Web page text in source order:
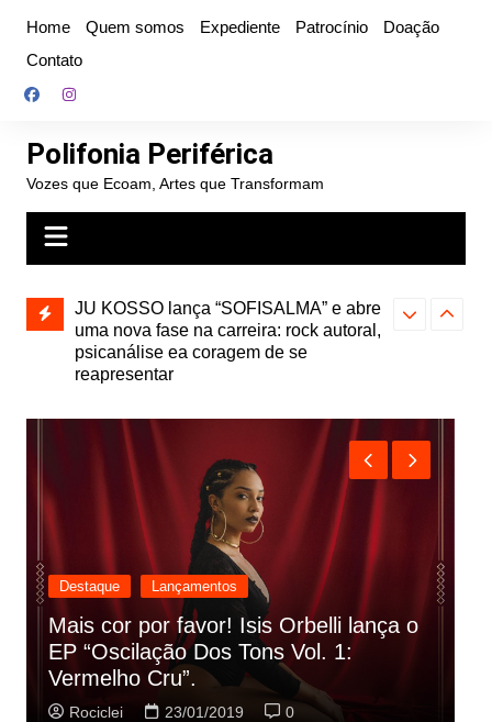
conteúdo
Home Quem somos Expediente Patrocínio
Doação
Contato
Polifonia Periférica
Vozes que Ecoam, Artes que Transformam
psicanálise ea coragem de se
Projota relança a mixtape “Projeção”,
de 2010, nas plataformas digitais
Farofa
Destaque Lançamentos
Rashid vai buscar nos HQs as
referencias do clipe de sua nova
música
Rociclei 22/01/2019 0